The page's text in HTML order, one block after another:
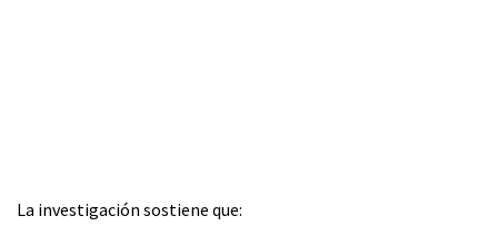
La investigación sostiene que: